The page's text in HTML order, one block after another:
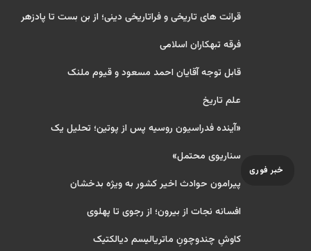
خبر فوری
قرائت های تاریخی و فراتاریخی دینی؛ از بن بست تا پادزهر
فرقه تبهکاران اسلامی
قابل توجه آقایان احمد مسعود و قیوم ملنک
علم تاریخ
«آینده فدراسیون روسیه پس از پوتین؛ تحلیل یک
سناریوی محتمل»
پیرامون حوادث اخیر کشور به ویژه بدخشان
افسانه نجات از بیرون؛ از رجوی تا پهلوی
کاوشِ چندو‌چونِ ماتریالیسم دیالکتیک